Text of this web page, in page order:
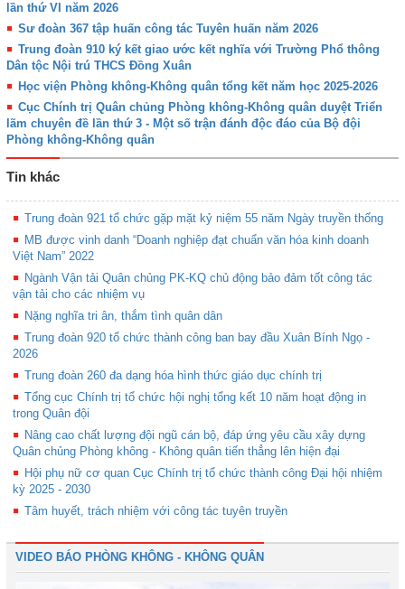
lần thứ VI năm 2026
Sư đoàn 367 tập huấn công tác Tuyên huấn năm 2026
Trung đoàn 910 ký kết giao ước kết nghĩa với Trường Phổ thông
Dân tộc Nội trú THCS Đồng Xuân
Học viện Phòng không-Không quân tổng kết năm học 2025-2026
Cục Chính trị Quân chủng Phòng không-Không quân duyệt Triển
lãm chuyên đề lần thứ 3 - Một số trận đánh độc đáo của Bộ đội
Phòng không-Không quân
Tin khác
Trung đoàn 921 tổ chức gặp mặt kỷ niệm 55 năm Ngày truyền thống
MB được vinh danh “Doanh nghiệp đạt chuẩn văn hóa kinh doanh
Việt Nam” 2022
Ngành Vận tải Quân chủng PK-KQ chủ động bảo đảm tốt công tác
vận tải cho các nhiệm vụ
Nặng nghĩa tri ân, thắm tình quân dân
Trung đoàn 920 tổ chức thành công ban bay đầu Xuân Bính Ngọ -
2026
Trung đoàn 260 đa dạng hóa hình thức giáo dục chính trị
Tổng cục Chính trị tổ chức hội nghị tổng kết 10 năm hoạt động in
trong Quân đội
Nâng cao chất lượng đội ngũ cán bộ, đáp ứng yêu cầu xây dựng
Quân chủng Phòng không - Không quân tiến thẳng lên hiện đại
Hội phụ nữ cơ quan Cục Chính trị tổ chức thành công Đại hội nhiệm
kỳ 2025 - 2030
Tâm huyết, trách nhiệm với công tác tuyên truyền
VIDEO BÁO PHÒNG KHÔNG - KHÔNG QUÂN